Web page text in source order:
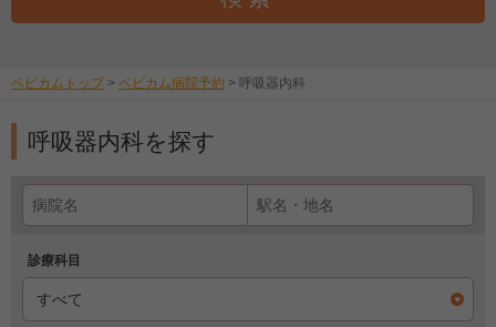
ベビカムトップ > ベビカム病院予約 > 呼吸器内科
呼吸器内科を探す
診療科目